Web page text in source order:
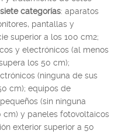
siete categorías: aparatos
pantallas y
superior a los 100 cm2;
y electrónicos (al menos
los 50 cm);
(ninguna de sus
cm); equipos de
(sin ninguna
cm) y paneles fotovoltaicos
exterior superior a 50